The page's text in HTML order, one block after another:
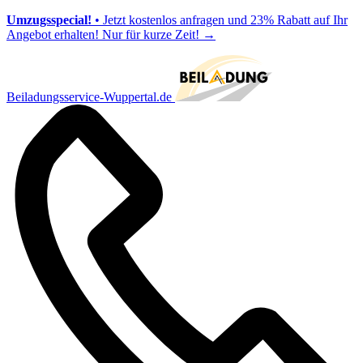
Umzugsspecial! • Jetzt kostenlos anfragen und 23% Rabatt auf Ihr
Angebot erhalten! Nur für kurze Zeit! →
Beiladungsservice-Wuppertal.de